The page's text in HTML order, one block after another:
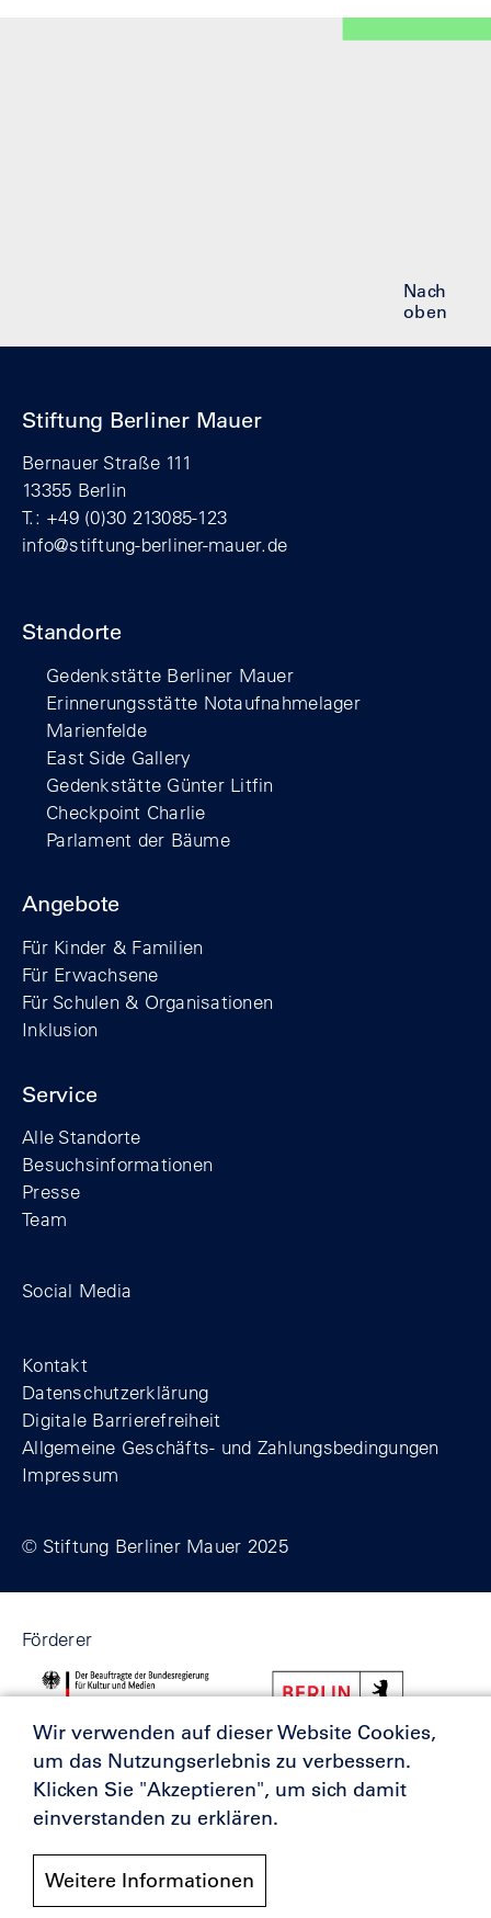
Nach
oben
Stiftung Berliner Mauer
Bernauer Straße 111
13355 Berlin
T.: +49 (0)30 213085-123
info@stiftung-berliner-mauer.de
Standorte
Gedenkstätte Berliner Mauer
Erinnerungsstätte Notaufnahmelager
Marienfelde
East Side Gallery
Gedenkstätte Günter Litfin
Checkpoint Charlie
Parlament der Bäume
Angebote
Für Kinder & Familien
Für Erwachsene
Für Schulen & Organisationen
Inklusion
Service
Alle Standorte
Besuchsinformationen
Presse
Team
Social Media
Kontakt
Datenschutzerklärung
Digitale Barrierefreiheit
Allgemeine Geschäfts- und Zahlungsbedingungen
Impressum
© Stiftung Berliner Mauer 2025
Förderer
Wir verwenden auf dieser Website Cookies,
um das Nutzungserlebnis zu verbessern.
Klicken Sie "Akzeptieren", um sich damit
einverstanden zu erklären.
Weitere Informationen